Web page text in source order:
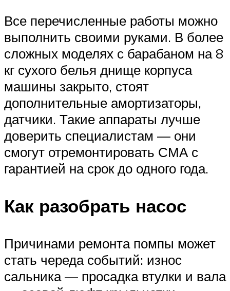
Все перечисленные работы можно
выполнить своими руками. В более
сложных моделях с барабаном на 8
кг сухого белья днище корпуса
машины закрыто, стоят
дополнительные амортизаторы,
датчики. Такие аппараты лучше
доверить специалистам — они
смогут отремонтировать СМА с
гарантией на срок до одного года.
Как разобрать насос
Причинами ремонта помпы может
стать череда событий: износ
сальника — просадка втулки и вала